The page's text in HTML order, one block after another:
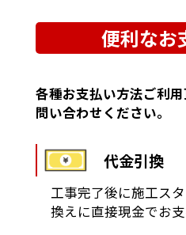
便利なお
各種お支払い方法ご利
問い合わせください。
代金引換
工事完了後に施工ス
換えに直接現金でお支